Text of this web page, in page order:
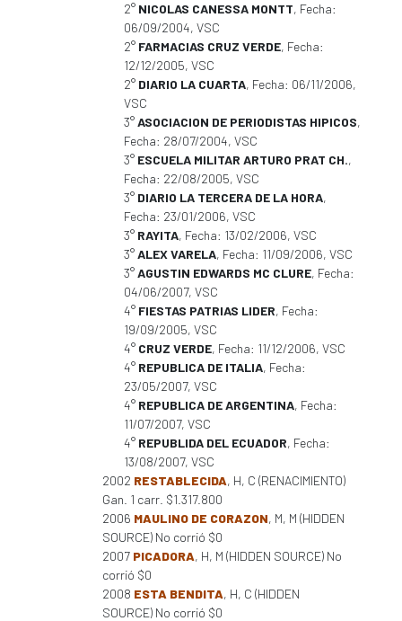
2° NICOLAS CANESSA MONTT, Fecha:
06/09/2004, VSC
2° FARMACIAS CRUZ VERDE, Fecha:
12/12/2005, VSC
2° DIARIO LA CUARTA, Fecha: 06/11/2006,
VSC
3°ASOCIACION DE PERIODISTAS HIPICOS,
Fecha: 28/07/2004, VSC
3° ESCUELA MILITAR ARTURO PRAT CH.,
Fecha: 22/08/2005, VSC
3° DIARIO LA TERCERA DE LA HORA,
Fecha: 23/01/2006, VSC
3° RAYITA, Fecha: 13/02/2006, VSC
3°ALEX VARELA, Fecha: 11/09/2006, VSC
3°AGUSTIN EDWARDS MC CLURE, Fecha:
04/06/2007, VSC
4° FIESTAS PATRIAS LIDER, Fecha:
19/09/2005, VSC
4° CRUZ VERDE, Fecha: 11/12/2006, VSC
4° REPUBLICA DE ITALIA, Fecha:
23/05/2007, VSC
4° REPUBLICA DE ARGENTINA, Fecha:
11/07/2007, VSC
4° REPUBLIDA DEL ECUADOR, Fecha:
13/08/2007, VSC
2002 RESTABLECIDA, H, C (RENACIMIENTO)
Gan. 1 carr. $1.317.800
2006 MAULINO DE CORAZON, M, M (HIDDEN
SOURCE) No corrió $0
2007 PICADORA, H, M (HIDDEN SOURCE) No
corrió $0
2008 ESTA BENDITA, H, C (HIDDEN
SOURCE) No corrió $0